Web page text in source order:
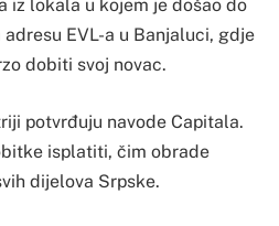
iz lokala u kojem je došao do
EVL-a u Banjaluci, gdje
dobiti svoj novac.
potvrđuju navode Capitala.
isplatiti, čim obrade
dijelova Srpske.